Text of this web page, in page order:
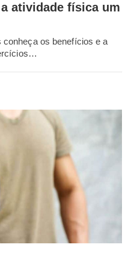
atividade física um
os benefícios e a